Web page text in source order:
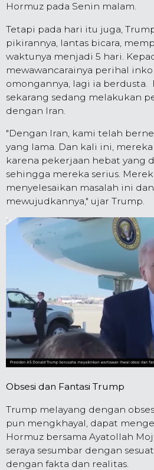
Hormuz pada Senin malam.
Tetapi pada hari itu juga,
pikirannya, lantas bicara,
waktunya menjadi 5 hari.
mewawancarainya perihal
omongannya, lagi ia berdusta.
sekarang sedang melakukan
dengan Iran.
"Dengan Iran, kami telah
yang lama. Dan kali ini,
karena pekerjaan hebat yang
sehingga mereka serius.
menyelesaikan masalah ini
mewujudkannya," ujar Trump.
Obsesi dan Fantasi Trump
Trump melayang dengan
pun mengkhayal, dapat
Hormuz bersama Ayatollah
seraya sesumbar dengan
dengan fakta dan realitas.